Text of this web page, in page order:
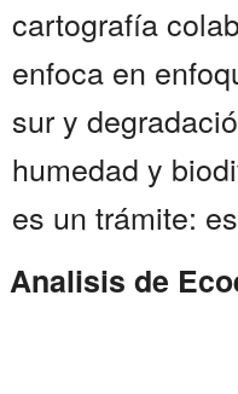
cartografía
enfoca en
sur y
humedad y
es un trámite:
Analisis de